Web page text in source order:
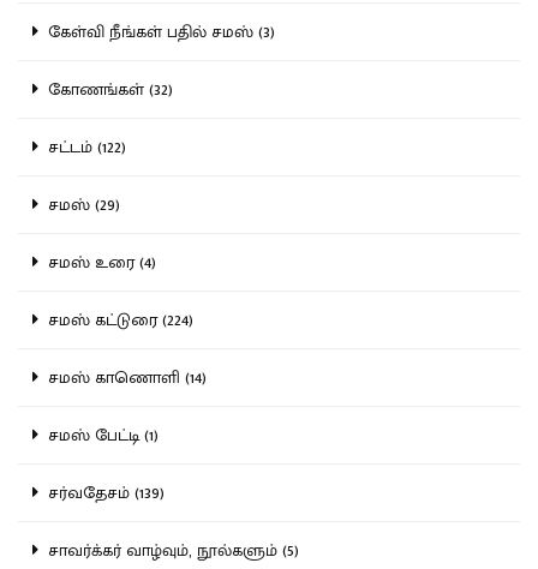
கேள்வி நீங்கள் பதில் சமஸ் (3)
கோணங்கள் (32)
சட்டம் (122)
சமஸ் (29)
சமஸ் உரை (4)
சமஸ் கட்டுரை (224)
சமஸ் காணொளி (14)
சமஸ் பேட்டி (1)
சர்வதேசம் (139)
சாவர்க்கர் வாழ்வும், நூல்களும் (5)